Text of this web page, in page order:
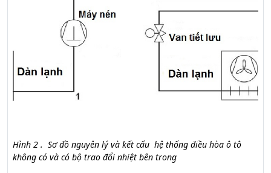
Hình 2 . Sơ đồ nguyên lý và kết cấu hệ thống điều hòa ô tô
không có và có bộ trao đổi nhiệt bên trong